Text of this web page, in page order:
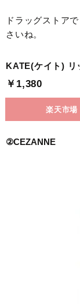
ドラッグストア
さいね。
KATE(ケイト) リ
￥1,380
楽天市場
②CEZANNE